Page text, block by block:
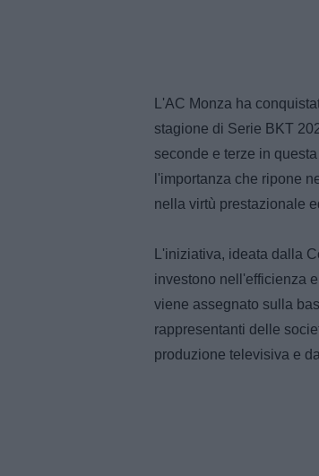
L'AC Monza ha
stagione di Serie BKT
seconde e terze in
l'importanza che ripone
nella virtù prestazionale
L'iniziativa, ideata dalla
investono nell'efficienza
viene assegnato sulla
rappresentanti delle
produzione televisiva e